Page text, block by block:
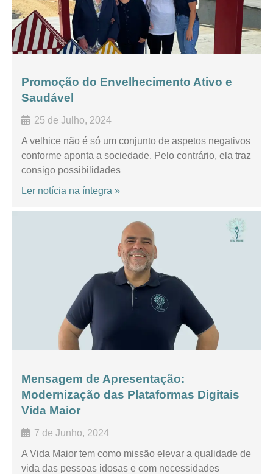
Promoção do Envelhecimento Ativo e
Saudável
25 de Julho, 2024
A velhice não é só um conjunto de aspetos negativos
conforme aponta a sociedade. Pelo contrário, ela traz
consigo possibilidades
Ler notícia na íntegra »
Mensagem de Apresentação:
Modernização das Plataformas Digitais
Vida Maior
7 de Junho, 2024
A Vida Maior tem como missão elevar a qualidade de
vida das pessoas idosas e com necessidades